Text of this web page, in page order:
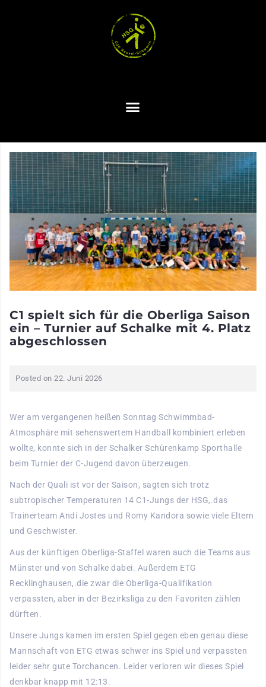
C1 spielt sich für die Oberliga Saison
ein – Turnier auf Schalke mit 4. Platz
abgeschlossen
Posted on 22. Juni 2026
Wer am vergangenen heißen Sonntag Schwimmbad-
Atmosphäre mit sehenswertem Handball kombiniert erleben
wollte, konnte sich in der Schalker Schürenkamp Sporthalle
beim Turnier der C-Jugend davon überzeugen.
Nach der Quali ist vor der Saison, sagten sich trotz
subtropischer Temperaturen 14 C1-Jungs der HSG,.das
Trainerteam Andi Jostes und Romy Kandora sowie viele Eltern
und Geschwister.
Aus der künftigen Oberliga-Staffel waren auch die Teams aus
Münster und von Schalke dabei. Außerdem ETG
Recklinghausen,.die zwar die Oberliga-Qualifikation
verpassten, aber in der Bezirksliga zu den Favoriten zählen
dürften.
Unsere Jungs kamen im ersten Spiel gegen eben genau diese
Mannschaft von ETG etwas schwer ins Spiel und verpassten
leider sehr gute Torchancen. Leider verloren wir dieses Spiel
denkbar knapp mit 12:13.